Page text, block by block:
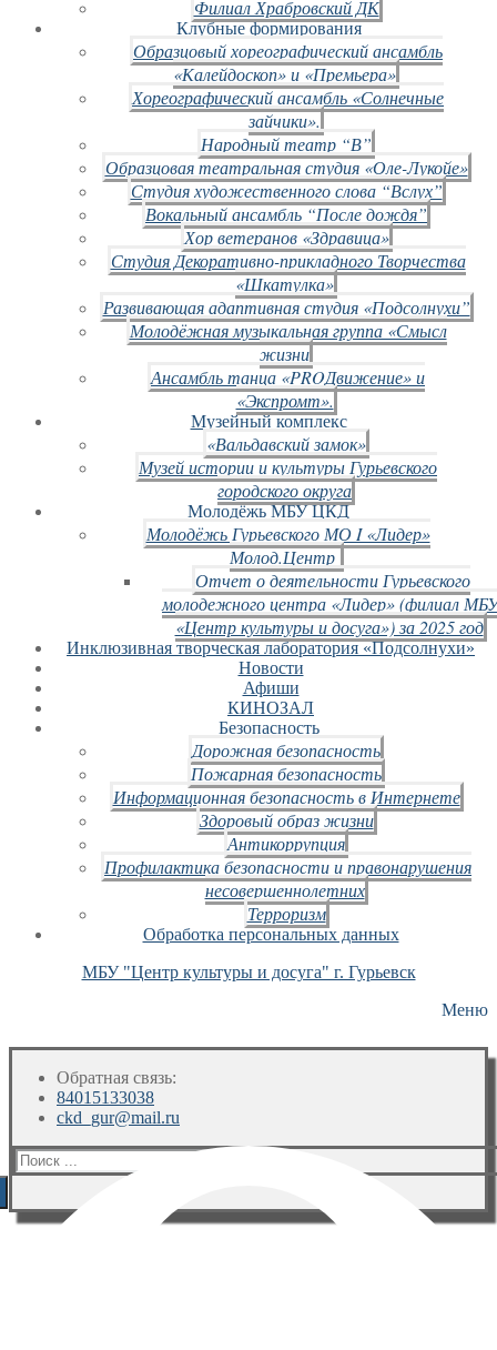
Филиал Храбровский ДК
Клубные формирования
Образцовый хореографический ансамбль
«Калейдоскоп» и «Премьера»
Хореографический ансамбль «Солнечные
зайчики».
Народный театр “В”
Образцовая театральная студия «Оле-Лукойе»
Студия художественного слова “Вслух”
Вокальный ансамбль “После дождя”
Хор ветеранов «Здравица»
Студия Декоративно-прикладного Творчества
«Шкатулка»
Развивающая адаптивная студия «Подсолнухи”
Молодёжная музыкальная группа «Смысл
жизни
Ансамбль танца «PROДвижение» и
«Экспромт».
Музейный комплекс
«Вальдавский замок»
Музей истории и культуры Гурьевского
городского округа
Молодёжь МБУ ЦКД
Молодёжь Гурьевского МО I «Лидер»
Молод.Центр
Отчет о деятельности Гурьевского
молодежного центра «Лидер» (филиал
«Центр культуры и досуга») за 2025 год
Инклюзивная творческая лаборатория «Подсолнухи»
Новости
Афиши
КИНОЗАЛ
Безопасность
Дорожная безопасность
Пожарная безопасность
Информационная безопасность в Интернете
Здоровый образ жизни
Антикоррупция
Профилактика безопасности и правонарушения
несовершеннолетних
Терроризм
Обработка персональных данных
МБУ "Центр культуры и досуга" г. Гурьевск
Меню
Обратная связь:
84015133038
ckd_gur@mail.ru
Искать: